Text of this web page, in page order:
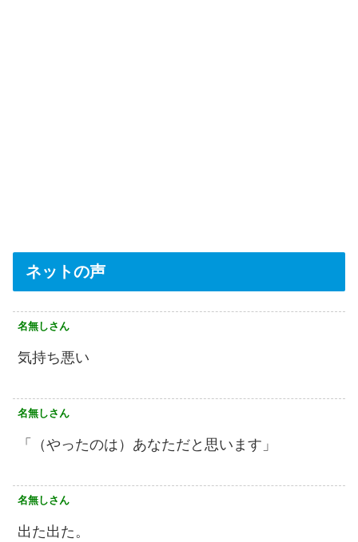
ネットの声
名無しさん
気持ち悪い
名無しさん
「（やったのは）あなただと思います」
名無しさん
出た出た。